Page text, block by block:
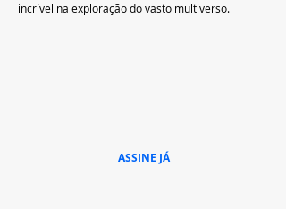
incrível na exploração do vasto multiverso.
ASSINE JÁ